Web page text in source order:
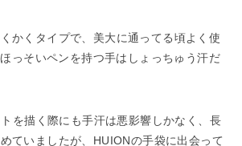
かくタイプで、美大に通ってる頃よく使
っそいペンを持つ手はしょっちゅう汗だ
を描く際にも手汗は悪影響しかなく、長
ていましたが、HUIONの手袋に出会って